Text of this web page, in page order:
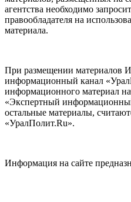
агентства необходимо
правообладателя на
материала.
При размещении материалов
информационный канал
информационного материал
«Экспертный
остальные материалы,
«УралПолит.Ru».
Информация на сайте